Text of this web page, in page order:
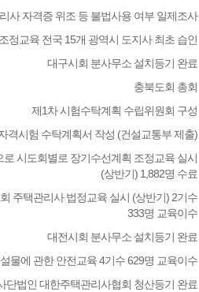
사 자격증 위조 등 불법사용 여부 일제조사
정교육 전국 15개 광역시 도지사 최초 습인
대구시회 분사무소 설치등기 완료
충북도회 총회
제1차 시험수탁계획 수립위원회 구성
격시험 수탁계획서 작성 (건설교통부 제출)
로 시도회별로 장기수선계획 조정교육 실시
(상반기) 1,882명 수료
주택관리사 법정교육 실시 (상반기) 2기수
333명 교육이수
대전시회 분사무소 설치등기 완료
물에 관한 안전교육 4기수 629명 교육이수
단법인 대한주택관리사협회 청산등기 완료